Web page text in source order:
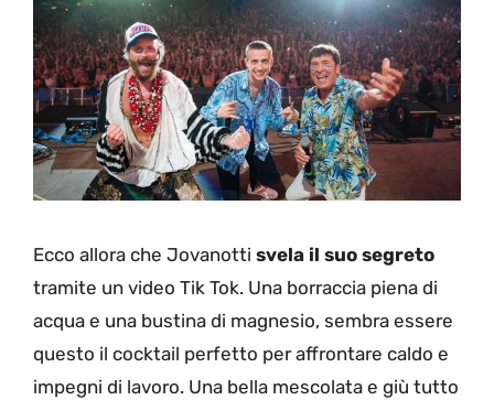
Ecco allora che Jovanotti svela il suo segreto
tramite un video Tik Tok. Una borraccia piena di
acqua e una bustina di magnesio, sembra essere
questo il cocktail perfetto per affrontare caldo e
impegni di lavoro. Una bella mescolata e giù tutto